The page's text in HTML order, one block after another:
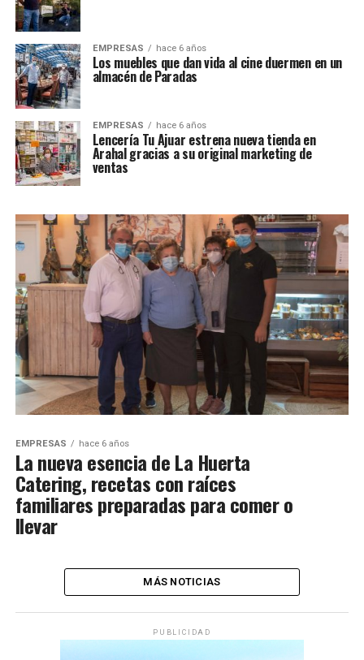
EMPRESAS hace 6 años
Los muebles que dan vida al cine duermen en un
almacén de Paradas
EMPRESAS hace 6 años
Lencería Tu Ajuar estrena nueva tienda en
Arahal gracias a su original marketing de
ventas
EMPRESAS hace 6 años
La nueva esencia de La Huerta
Catering, recetas con raíces
familiares preparadas para comer o
llevar
MÁS NOTICIAS
PUBLICIDAD